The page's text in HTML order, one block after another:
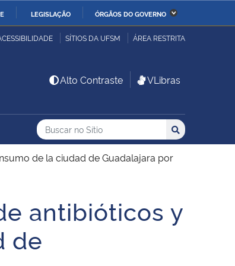
LEGISLAÇÃO ÓRGÃOS DO GOVERNO
Ministério da Infraestrutura
Ministério da Ciência,
Tecnologia, Inovações e
SÍTIOS DA UFSM ÁREA RESTRITA
Alto Contraste VLibras
Busca
Buscar no no Sítio
Busca: Buscar
de la ciudad de Guadalajara por
antibióticos y
de